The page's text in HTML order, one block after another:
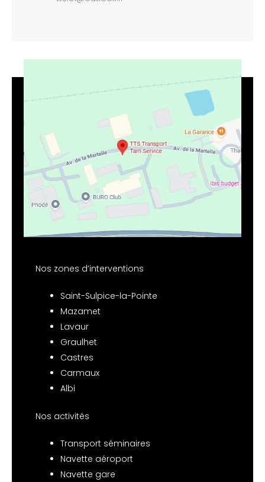
Nos zones d’interventions
Saint-Sulpice-la-Pointe
Mazamet
Lavaur
Graulhet
Castres
Carmaux
Albi
Nos activités
Transport séminaires
Navette aéroport
Navette gare